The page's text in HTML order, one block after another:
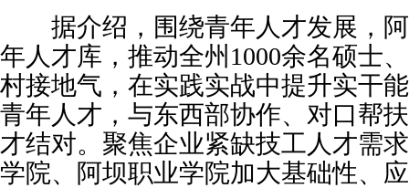
据介绍，围绕青年人才发展，阿
年人才库，推动全州1000余名硕士
村接地气，在实践实战中提升实干
青年人才，与东西部协作、对口帮
才结对。聚焦企业紧缺技工人才需
学院、阿坝职业学院加大基础性、